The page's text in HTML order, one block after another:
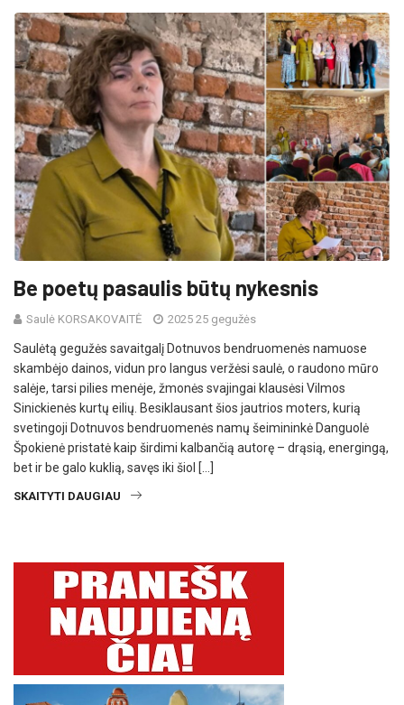
Be poetų pasaulis būtų nykesnis
Saulė KORSAKOVAITĖ 2025 25 gegužės
Saulėtą gegužės savaitgalį Dotnuvos bendruomenės namuose
skambėjo dainos, vidun pro langus veržėsi saulė, o raudono mūro
salėje, tarsi pilies menėje, žmonės svajingai klausėsi Vilmos
Sinickienės kurtų eilių. Besiklausant šios jautrios moters, kurią
svetingoji Dotnuvos bendruomenės namų šeimininkė Danguolė
Špokienė pristatė kaip širdimi kalbančią autorę – drąsią, energingą,
bet ir be galo kuklią, savęs iki šiol […]
SKAITYTI DAUGIAU